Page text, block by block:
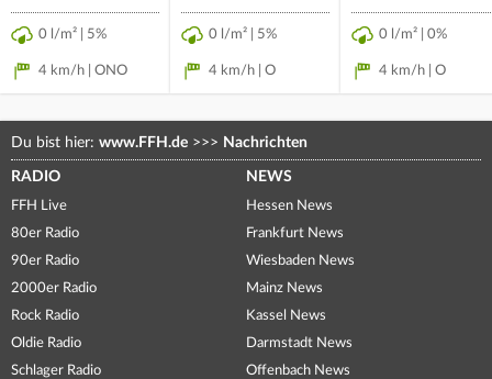
0 l/m² | 5%
4 km/h | ONO
0 l/m² | 5%
4 km/h | O
0 l/m² | 0%
4 km/h | O
Du bist hier: www.FFH.de >>> Nachrichten
RADIO
FFH Live
80er Radio
90er Radio
2000er Radio
Rock Radio
Oldie Radio
Schlager Radio
NEWS
Hessen News
Frankfurt News
Wiesbaden News
Mainz News
Kassel News
Darmstadt News
Offenbach News